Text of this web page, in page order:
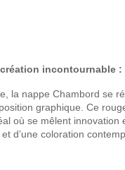
incontournable :
la nappe Chambord se
graphique. Ce
où se mêlent innovation
d’une coloration